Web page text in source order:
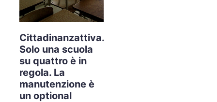
Cittadinanzattiva.
Solo una scuola
su quattro è in
regola. La
manutenzione è
un optional